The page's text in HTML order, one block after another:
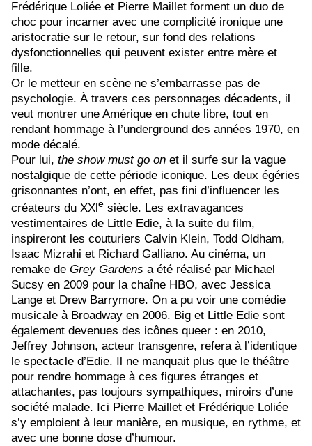
Frédérique Loliée et Pierre Maillet forment un duo de
choc pour incarner avec une complicité ironique une
aristocratie sur le retour, sur fond des relations
dysfonctionnelles qui peuvent exister entre mère et
fille.
Or le metteur en scène ne s’embarrasse pas de
psychologie. À travers ces personnages décadents, il
veut montrer une Amérique en chute libre, tout en
rendant hommage à l’underground des années 1970, en
mode décalé.
Pour lui, the show must go on et il surfe sur la vague
nostalgique de cette période iconique. Les deux égéries
grisonnantes n’ont, en effet, pas fini d’influencer les
créateurs du XXl e siècle. Les extravagances
vestimentaires de Little Edie, à la suite du film,
inspireront les couturiers Calvin Klein, Todd Oldham,
Isaac Mizrahi et Richard Galliano. Au cinéma, un
remake de Grey Gardens a été réalisé par Michael
Sucsy en 2009 pour la chaîne HBO, avec Jessica
Lange et Drew Barrymore. On a pu voir une comédie
musicale à Broadway en 2006. Big et Little Edie sont
également devenues des icônes queer : en 2010,
Jeffrey Johnson, acteur transgenre, refera à l’identique
le spectacle d’Edie. Il ne manquait plus que le théâtre
pour rendre hommage à ces figures étranges et
attachantes, pas toujours sympathiques, miroirs d’une
société malade. Ici Pierre Maillet et Frédérique Loliée
s’y emploient à leur manière, en musique, en rythme, et
avec une bonne dose d’humour.